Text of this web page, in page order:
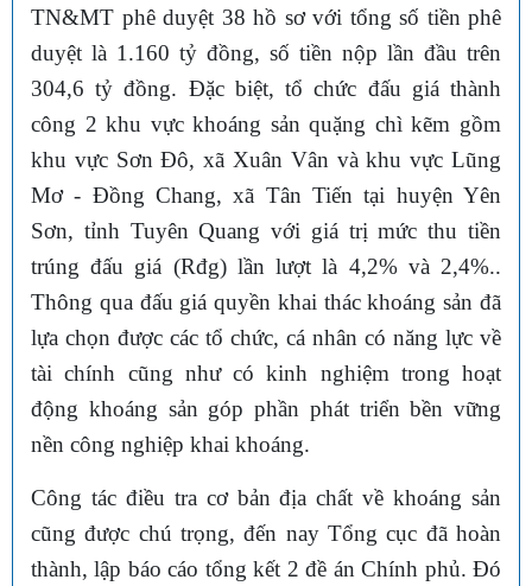
TN&MT phê duyệt 38 hồ sơ với tổng số tiền phê
duyệt là 1.160 tỷ đồng, số tiền nộp lần đầu trên
304,6 tỷ đồng. Đặc biệt, tổ chức đấu giá thành
công 2 khu vực khoáng sản quặng chì kẽm gồm
khu vực Sơn Đô, xã Xuân Vân và khu vực Lũng
Mơ - Đồng Chang, xã Tân Tiến tại huyện Yên
Sơn, tỉnh Tuyên Quang với giá trị mức thu tiền
trúng đấu giá (Rđg) lần lượt là 4,2% và 2,4%..
Thông qua đấu giá quyền khai thác khoáng sản đã
lựa chọn được các tổ chức, cá nhân có năng lực về
tài chính cũng như có kinh nghiệm trong hoạt
động khoáng sản góp phần phát triển bền vững
nền công nghiệp khai khoáng.
Công tác điều tra cơ bản địa chất về khoáng sản
cũng được chú trọng, đến nay Tổng cục đã hoàn
thành, lập báo cáo tổng kết 2 đề án Chính phủ. Đó